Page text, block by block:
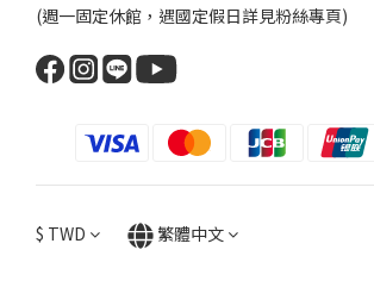
(週一固定休館，遇國定假日詳見粉絲專頁)
$ TWD 繁體中文